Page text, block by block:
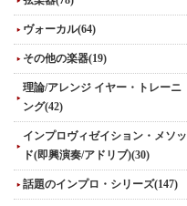
ヴォーカル(64)
その他の楽器(19)
理論/アレンジ イヤー・トレーニ
ング(42)
インプロヴィゼイション・メソッ
ド(即興演奏/アドリブ)(30)
話題のインプロ・シリーズ(147)